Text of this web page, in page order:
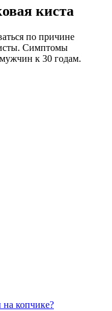
киста
по причине
Симптомы
к 30 годам.
копчике?